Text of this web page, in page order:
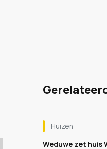
Huizen
Weduwe zet huis